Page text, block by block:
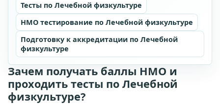
Тесты по Лечебной физкультуре
НМО тестирование по Лечебной физкультуре
Подготовку к аккредитации по Лечебной
физкультуре
Зачем получать баллы НМО и
проходить тесты по Лечебной
физкультуре?